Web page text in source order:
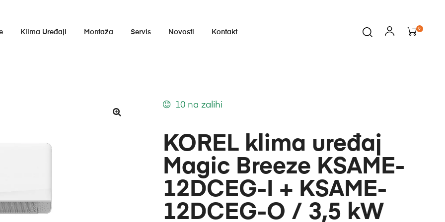
Klima Uređaji Montaža Servis Novosti Kontakt
0
KOREL klima uređaj
Magic Breeze KSAME-
12DCEG-I + KSAME-
12DCEG-O / 3,5 kW
10 na zalihi